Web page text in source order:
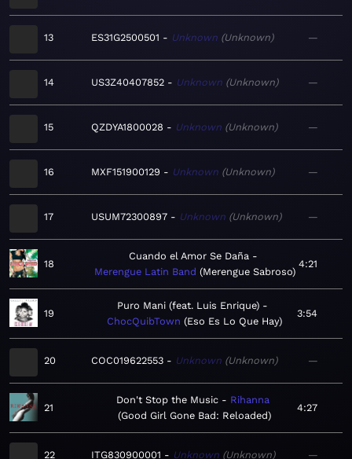
13 ES31G2500501 Unknown Unknown —
14 US3Z40407852 Unknown Unknown —
15 QZDYA1800028 Unknown Unknown —
16 MXF151900129 Unknown Unknown —
17 USUM72300897 Unknown Unknown —
18
Cuando el Amor Se Daña
Merengue Latin Band
Merengue Sabroso
4:21
19
Puro Mani (feat. Luis Enrique)
ChocQuibTown Eso Es Lo Que Hay
3:54
20 COC019622553 Unknown Unknown —
21
Don't Stop the Music
Rihanna
Good Girl Gone Bad: Reloaded
4:27
22 ITG830900001 Unknown Unknown —